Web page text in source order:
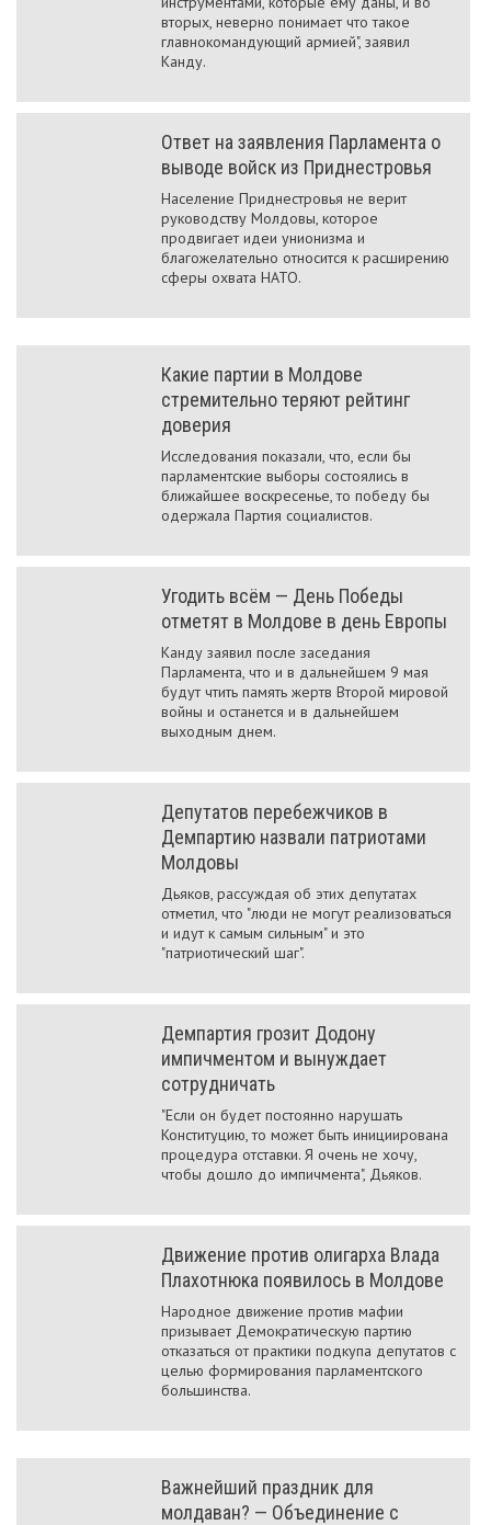
вторых, неверно понимает что такое
главнокомандующий армией", заявил
Канду.
Ответ на заявления Парламента о
выводе войск из Приднестровья
Население Приднестровья не верит
руководству Молдовы, которое
продвигает идеи унионизма и
благожелательно относится к расширению
сферы охвата НАТО.
Какие партии в Молдове
стремительно теряют рейтинг
доверия
Исследования показали, что, если бы
парламентские выборы состоялись в
ближайшее воскресенье, то победу бы
одержала Партия социалистов.
Угодить всём — День Победы
отметят в Молдове в день Европы
Канду заявил после заседания
Парламента, что и в дальнейшем 9 мая
будут чтить память жертв Второй мировой
войны и останется и в дальнейшем
выходным днем.
Депутатов перебежчиков в
Демпартию назвали патриотами
Молдовы
Дьяков, рассуждая об этих депутатах
отметил, что "люди не могут реализоваться
и идут к самым сильным" и это
"патриотический шаг".
Демпартия грозит Додону
импичментом и вынуждает
сотрудничать
"Если он будет постоянно нарушать
Конституцию, то может быть инициирована
процедура отставки. Я очень не хочу,
чтобы дошло до импичмента", Дьяков.
Движение против олигарха Влада
Плахотнюка появилось в Молдове
Народное движение против мафии
призывает Демократическую партию
отказаться от практики подкупа депутатов с
целью формирования парламентского
большинства.
Важнейший праздник для
молдаван? — Объединение с